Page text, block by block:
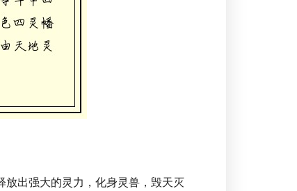
放出强大的灵力，化身灵兽，毁天灭